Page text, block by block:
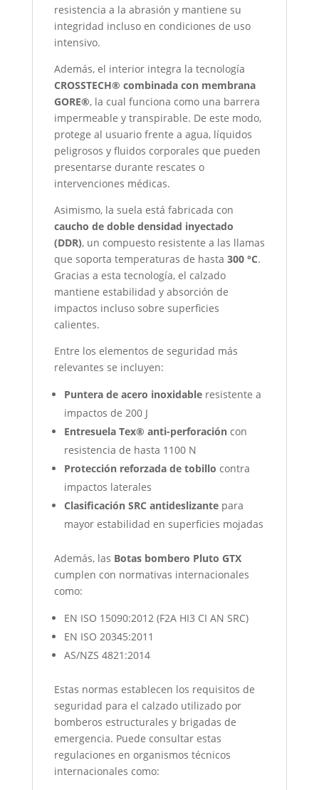
resistencia a la abrasión y mantiene su
integridad incluso en condiciones de uso
intensivo.
Además, el interior integra la tecnología
CROSSTECH® combinada con membrana
GORE®, la cual funciona como una barrera
impermeable y transpirable. De este modo,
protege al usuario frente a agua, líquidos
peligrosos y fluidos corporales que pueden
presentarse durante rescates o
intervenciones médicas.
Asimismo, la suela está fabricada con
caucho de doble densidad inyectado
(DDR), un compuesto resistente a las llamas
que soporta temperaturas de hasta 300 °C.
Gracias a esta tecnología, el calzado
mantiene estabilidad y absorción de
impactos incluso sobre superficies
calientes.
Entre los elementos de seguridad más
relevantes se incluyen:
Puntera de acero inoxidableresistente a
impactos de 200 J
Entresuela Tex® anti-perforacióncon
resistencia de hasta 1100 N
Protección reforzada de tobillo contra
impactos laterales
Clasificación SRC antideslizantepara
mayor estabilidad en superficies mojadas
Además, las Botas bombero Pluto GTX
cumplen con normativas internacionales
como:
EN ISO 15090:2012 (F2A HI3 CI AN SRC)
EN ISO 20345:2011
AS/NZS 4821:2014
Estas normas establecen los requisitos de
seguridad para el calzado utilizado por
bomberos estructurales y brigadas de
emergencia. Puede consultar estas
regulaciones en organismos técnicos
internacionales como: